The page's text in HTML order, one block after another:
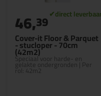
Cover-it Floor & Parquet
- stucloper - 70cm
(42m2)
Speciaal voor harde- en
gelakte ondergronden | Per
rol: 42m2
46,39